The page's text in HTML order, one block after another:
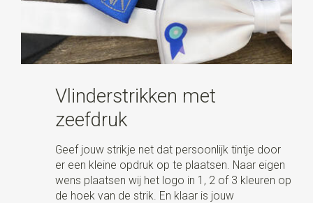
Vlinderstrikken met
zeefdruk
Geef jouw strikje net dat persoonlijk tintje door
er een kleine opdruk op te plaatsen. Naar eigen
wens plaatsen wij het logo in 1, 2 of 3 kleuren op
de hoek van de strik. En klaar is jouw